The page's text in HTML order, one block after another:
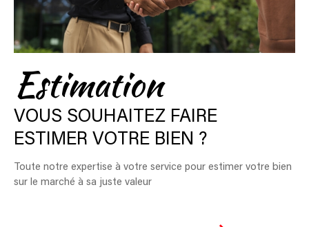
Estimation
VOUS SOUHAITEZ FAIRE
ESTIMER VOTRE BIEN ?
Toute notre expertise à votre service pour estimer votre bien
sur le marché à sa juste valeur